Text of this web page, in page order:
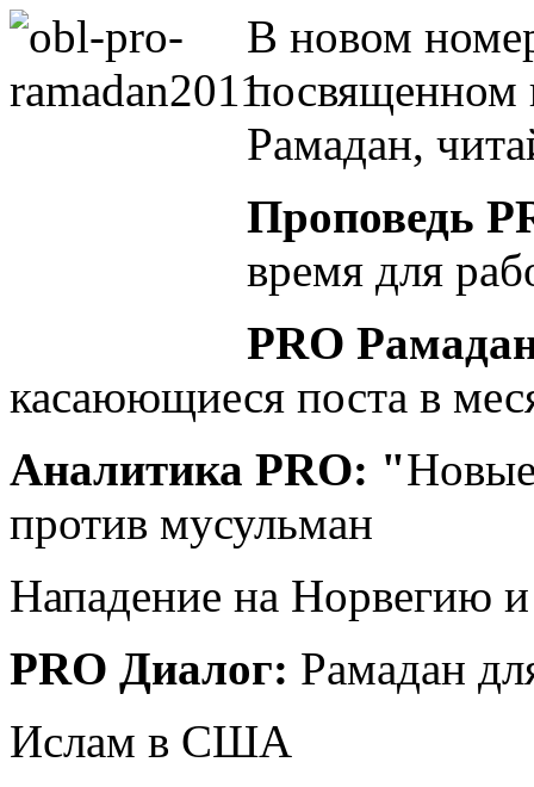
В новом
посвященном
Рамадан,
Проповедь
время для
PRO
касаюющиеся поста в
Аналитика PRO: "
против мусульман
Нападение на Норвегию и
PRO Диалог: Рамадан
Ислам в США